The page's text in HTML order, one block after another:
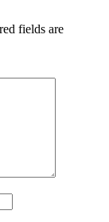
fields are